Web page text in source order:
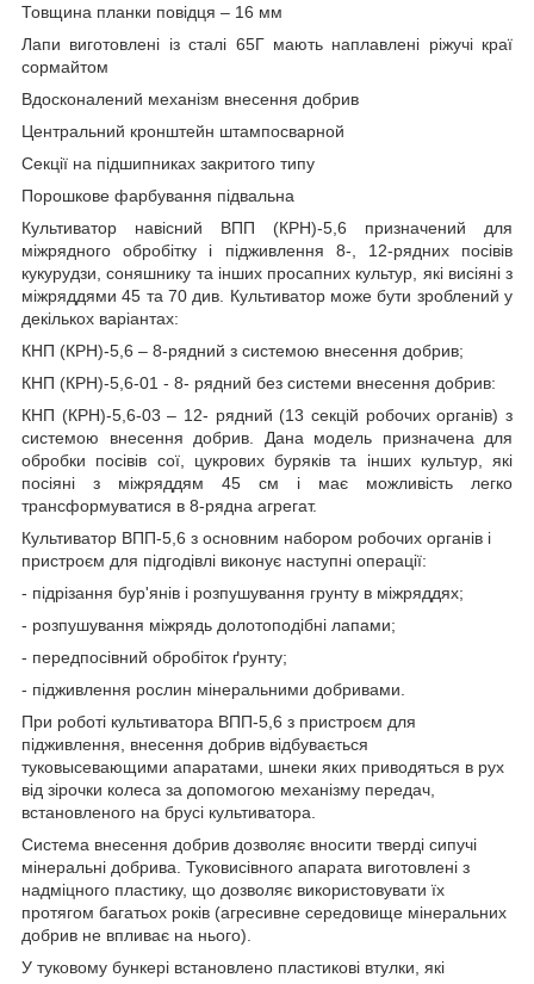
Товщина планки повідця – 16 мм
Лапи виготовлені із сталі 65Г мають наплавлені ріжучі краї
сормайтом
Вдосконалений механізм внесення добрив
Центральний кронштейн штампосварной
Секції на підшипниках закритого типу
Порошкове фарбування підвальна
Культиватор навісний ВПП (КРН)-5,6 призначений для
міжрядного обробітку і підживлення 8-, 12-рядних посівів
кукурудзи, соняшнику та інших просапних культур, які висіяні з
міжряддями 45 та 70 див. Культиватор може бути зроблений у
декількох варіантах:
КНП (КРН)-5,6 – 8-рядний з системою внесення добрив;
КНП (КРН)-5,6-01 - 8- рядний без системи внесення добрив:
КНП (КРН)-5,6-03 – 12- рядний (13 секцій робочих органів) з
системою внесення добрив. Дана модель призначена для
обробки посівів сої, цукрових буряків та інших культур, які
посіяні з міжряддям 45 см і має можливість легко
трансформуватися в 8-рядна агрегат.
Культиватор ВПП-5,6 з основним набором робочих органів і
пристроєм для підгодівлі виконує наступні операції:
- підрізання бур'янів і розпушування грунту в міжряддях;
- розпушування міжрядь долотоподібні лапами;
- передпосівний обробіток ґрунту;
- підживлення рослин мінеральними добривами.
При роботі культиватора ВПП-5,6 з пристроєм для
підживлення, внесення добрив відбувається
туковысевающими апаратами, шнеки яких приводяться в рух
від зірочки колеса за допомогою механізму передач,
встановленого на брусі культиватора.
Система внесення добрив дозволяє вносити тверді сипучі
мінеральні добрива. Туковисівного апарата виготовлені з
надміцного пластику, що дозволяє використовувати їх
протягом багатьох років (агресивне середовище мінеральних
добрив не впливає на нього).
У туковому бункері встановлено пластикові втулки, які